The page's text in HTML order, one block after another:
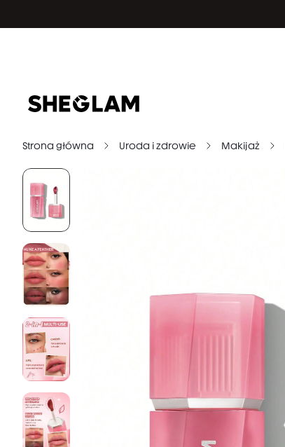
Strona główna Uroda i zdrowie Makijaż